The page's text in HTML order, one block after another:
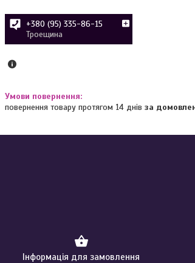
+380 (95) 335-86-15
Троещина
повернення товару протягом 14 днівза
Інформація для замовлення